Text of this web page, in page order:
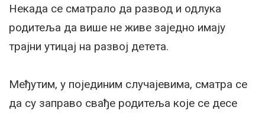
Некада се сматрало да развод и одлука
родитеља да више не живе заједно имају
трајни утицај на развој детета.
Међутим, у појединим случајевима, сматра се
да су заправо свађе родитеља које се десе